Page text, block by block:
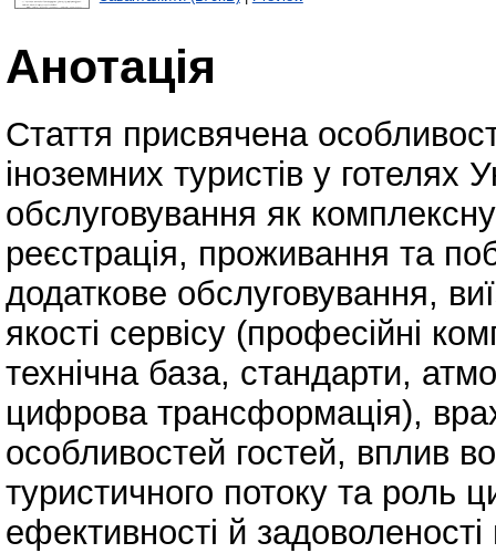
Анотація
Стаття присвячена
іноземних туристів у готелях
обслуговування як
реєстрація, проживання та
додаткове обслуговування,
якості сервісу (професійні
технічна база, стандарти,
цифрова трансформація),
особливостей гостей, вплив
туристичного потоку та роль
ефективності й задоволеності